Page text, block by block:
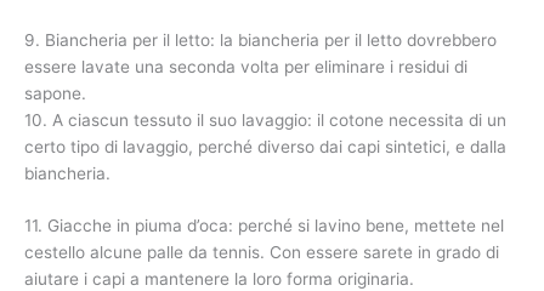
9. Biancheria per il letto: la biancheria per il letto dovrebbero
essere lavate una seconda volta per eliminare i residui di
sapone.
10. A ciascun tessuto il suo lavaggio: il cotone necessita di un
certo tipo di lavaggio, perché diverso dai capi sintetici, e dalla
biancheria.
11. Giacche in piuma d’oca: perché si lavino bene, mettete nel
cestello alcune palle da tennis. Con essere sarete in grado di
aiutare i capi a mantenere la loro forma originaria.